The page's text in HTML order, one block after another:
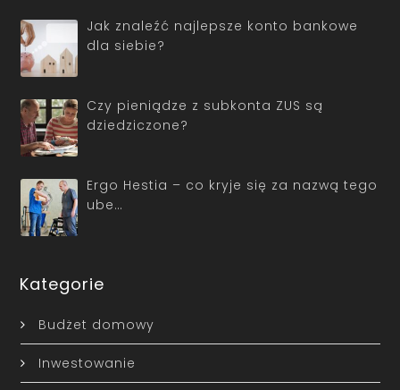
Jak znaleźć najlepsze konto bankowe
dla siebie?
Czy pieniądze z subkonta ZUS są
dziedziczone?
Ergo Hestia – co kryje się za nazwą tego
ube…
Kategorie
Budżet domowy
Inwestowanie